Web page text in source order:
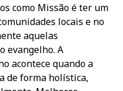
como Missão é ter um
locais e no
aquelas
evangelho. A
acontece quando a
de forma holística,